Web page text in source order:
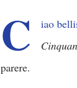
C
iao
parere.